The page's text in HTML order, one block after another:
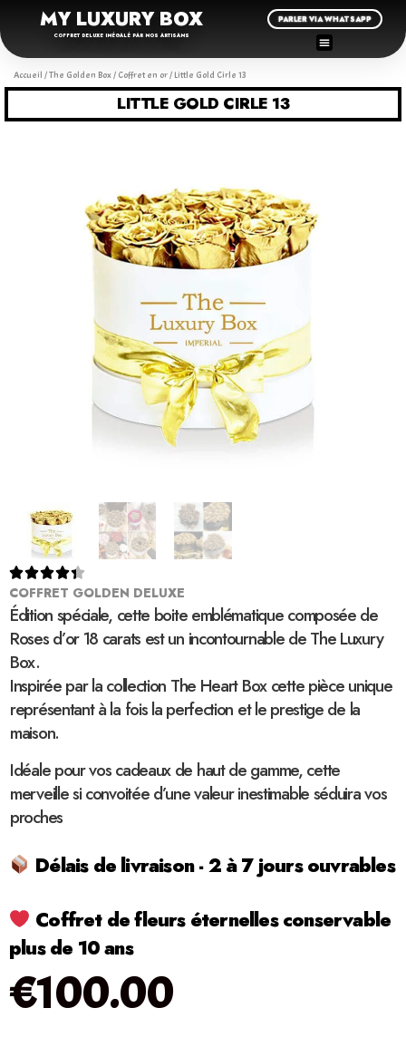
MY LUXURY BOX
COFFRET DELUXE INÉGALÉ PAR NOS ARTISANS
PARLER VIA WHATSAPP
Accueil /The Golden Box/ Coffret en or/ Little Gold Cirle 13
LITTLE GOLD CIRLE 13

COFFRET GOLDEN DELUXE
Édition spéciale, cette boite emblématique composée de
Roses d’or 18 carats est un incontournable de The Luxury
Box.
Inspirée par la collection The Heart Box cette pièce unique
représentant à la fois la perfection et le prestige de la
maison.
Idéale pour vos cadeaux de haut de gamme, cette
merveille si convoitée d’une valeur inestimable séduira vos
proches
Délais de livraison - 2 à 7 jours ouvrables
Coffret de fleurs éternelles conservable
plus de 10 ans
€100.00